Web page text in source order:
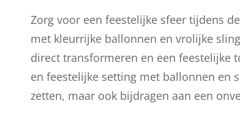
Zorg voor een feestelijke sfeer tijdens
met kleurrijke ballonnen en vrolijke
direct transformeren en een feestelijke
en feestelijke setting met ballonnen en
zetten, maar ook bijdragen aan een